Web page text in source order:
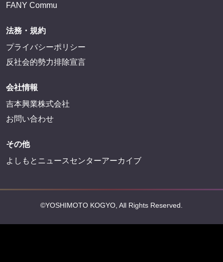
FANY Commu
法務・規約
プライバシーポリシー
反社会的勢力排除宣言
会社情報
吉本興業株式会社
お問い合わせ
その他
よしもとニュースセンターアーカイブ
©YOSHIMOTO KOGYO, All Rights Reserved.